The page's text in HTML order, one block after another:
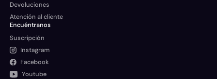
Devoluciones
Atención al cliente
Encuéntranos
Suscripción
Instagram
Facebook
Youtube